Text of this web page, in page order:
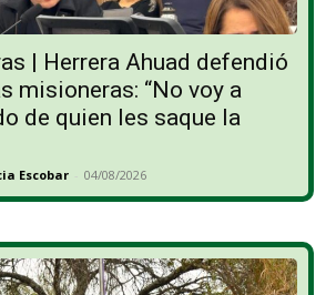
| Herrera Ahuad defendió
misioneras: “No voy a
de quien les saque la
Escobar - 04/08/2026